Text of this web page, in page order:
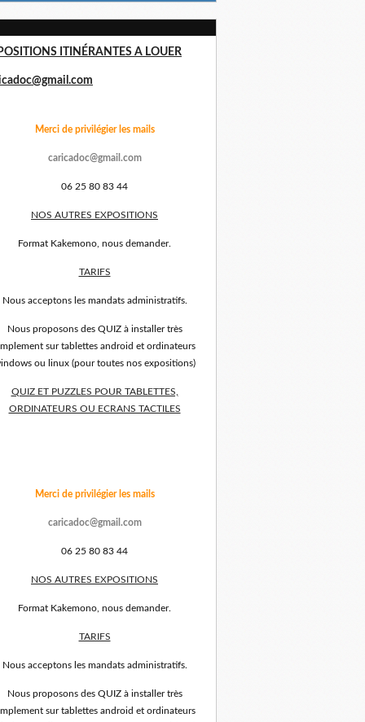
ITINÉRANTES A LOUER
Merci de privilégier les mails
caricadoc@gmail.com
06 25 80 83 44
NOS AUTRES EXPOSITIONS
Format Kakemono, nous demander.
TARIFS
Nous acceptons les mandats administratifs.
Nous proposons des QUIZ à installer très
sur tablettes android et ordinateurs
ou linux (pour toutes nos expositions)
QUIZ ET PUZZLES POUR TABLETTES,
ORDINATEURS OU ECRANS TACTILES
Merci de privilégier les mails
caricadoc@gmail.com
06 25 80 83 44
NOS AUTRES EXPOSITIONS
Format Kakemono, nous demander.
TARIFS
Nous acceptons les mandats administratifs.
Nous proposons des QUIZ à installer très
sur tablettes android et ordinateurs